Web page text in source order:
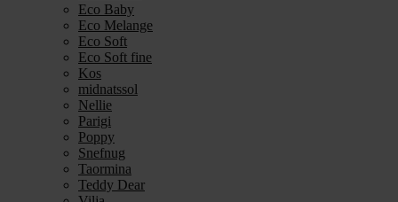
Eco Baby
Eco Melange
Eco Soft
Eco Soft fine
Kos
midnatssol
Nellie
Parigi
Poppy
Snefnug
Taormina
Teddy Dear